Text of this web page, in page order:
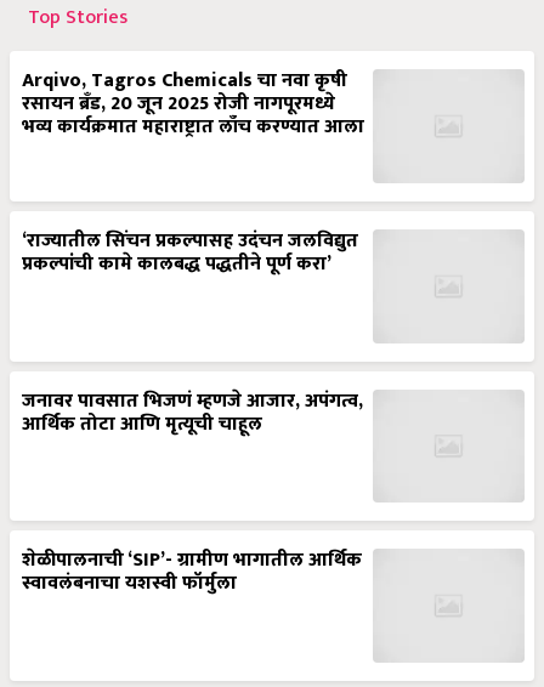
Top Stories
Arqivo, Tagros Chemicals चा नवा कृषी
रसायन ब्रँड, 20 जून 2025 रोजी नागपूरमध्ये
भव्य कार्यक्रमात महाराष्ट्रात लाँच करण्यात आला
‘राज्यातील सिंचन प्रकल्पासह उदंचन जलविद्युत
प्रकल्पांची कामे कालबद्ध पद्धतीने पूर्ण करा’
जनावर पावसात भिजणं म्हणजे आजार, अपंगत्व,
आर्थिक तोटा आणि मृत्यूची चाहूल
शेळीपालनाची ‘SIP’- ग्रामीण भागातील आर्थिक
स्वावलंबनाचा यशस्वी फॉर्मुला